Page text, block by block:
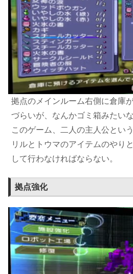
拠点のメインルーム右側に倉庫
づらいが、なんかゴミ箱みたいな
このゲーム、二人の主人公とい
リルとトウマのアイテムのやり
して行わなければならない。
拠点強化